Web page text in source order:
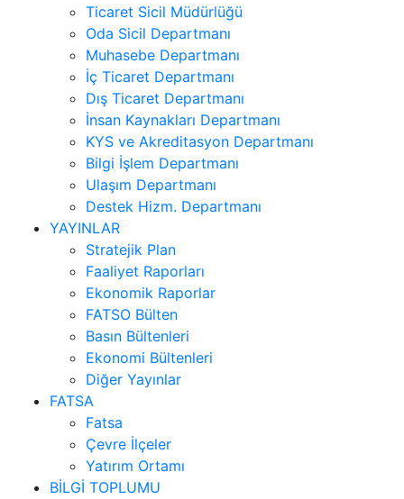
Ticaret Sicil Müdürlüğü
Oda Sicil Departmanı
Muhasebe Departmanı
İç Ticaret Departmanı
Dış Ticaret Departmanı
İnsan Kaynakları Departmanı
KYS ve Akreditasyon Departmanı
Bilgi İşlem Departmanı
Ulaşım Departmanı
Destek Hizm. Departmanı
YAYINLAR
Stratejik Plan
Faaliyet Raporları
Ekonomik Raporlar
FATSO Bülten
Basın Bültenleri
Ekonomi Bültenleri
Diğer Yayınlar
FATSA
Fatsa
Çevre İlçeler
Yatırım Ortamı
BİLGİ TOPLUMU